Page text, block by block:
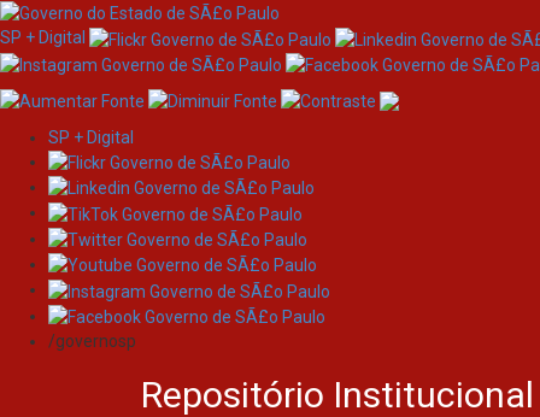
Skip
navigation
SP + Digital
SP + Digital
/governosp
Repositório Institucional
CGETEC -
Souza, responde pelos cursos